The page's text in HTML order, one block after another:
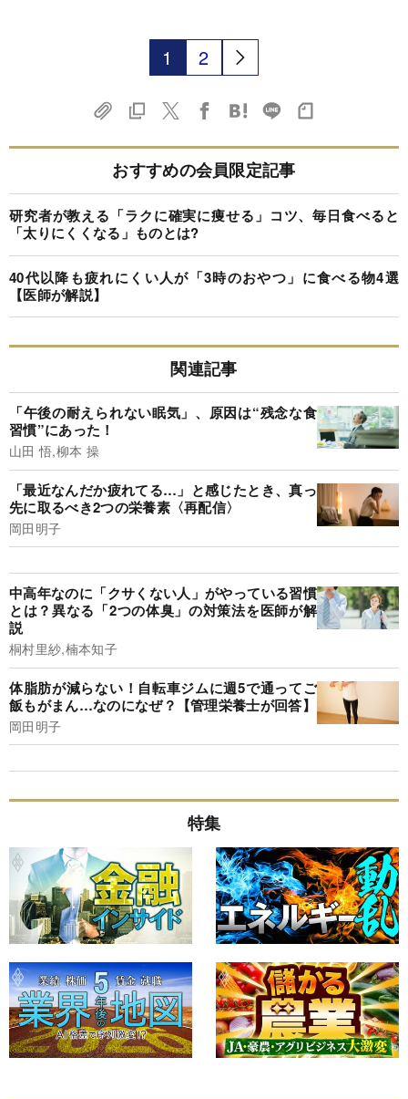
1 2
おすすめの会員限定記事
研究者が教える「ラクに確実に痩せる」コツ、毎日食べると
「太りにくくなる」ものとは?
40代以降も疲れにくい人が「3時のおやつ」に食べる物4選
【医師が解説】
関連記事
「午後の耐えられない眠気」、原因は“残念な食
習慣”にあった！
山田 悟,柳本 操
「最近なんだか疲れてる…」と感じたとき、真っ
先に取るべき2つの栄養素〈再配信〉
岡田明子
中高年なのに「クサくない人」がやっている習慣
とは？異なる「2つの体臭」の対策法を医師が解
説
桐村里紗,楠本知子
体脂肪が減らない！自転車ジムに週5で通ってご
飯もがまん…なのになぜ？【管理栄養士が回答】
岡田明子
特集